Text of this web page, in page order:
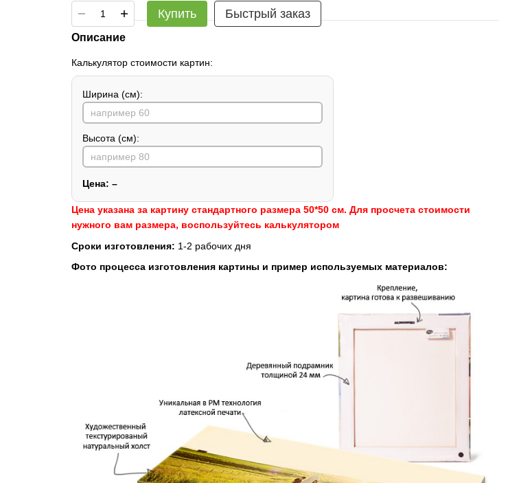
Купить Быстрый заказ
Описание
Калькулятор стоимости картин:
Ширина (см):
Высота (см):
Цена: –
Цена указана за картину стандартного размера 50*50 см. Для просчета стоимости
нужного вам размера, воспользуйтесь калькулятором
Сроки изготовления: 1-2 рабочих дня
Фото процесса изготовления картины и пример используемых материалов: